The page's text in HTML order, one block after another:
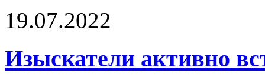
19.07.2022
Изыскатели активно